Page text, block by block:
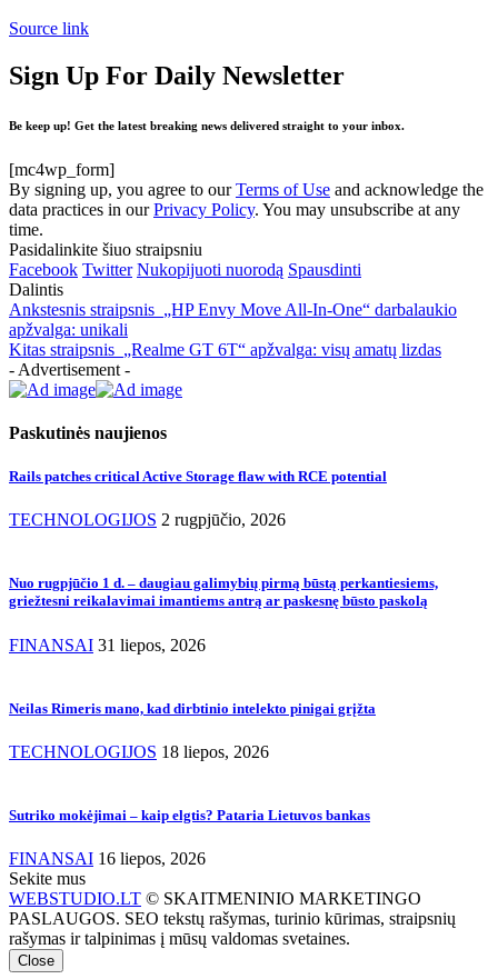
Source link
Sign Up For Daily Newsletter
Be keep up! Get the latest breaking news delivered straight to your inbox.
[mc4wp_form]
By signing up, you agree to ourTerms of Use and acknowledge the
data practices in ourPrivacy Policy. You may unsubscribe at any
time.
Pasidalinkite šiuo straipsniu
Facebook Twitter Nukopijuoti nuorodą Spausdinti
Dalintis
Ankstesnis straipsnis „HP Envy Move All-In-One“ darbalaukio
apžvalga: unikali
Kitas straipsnis „Realme GT 6T“ apžvalga: visų amatų lizdas
- Advertisement -
Paskutinės naujienos
Rails patches critical Active Storage flaw with RCE potential
TECHNOLOGIJOS 2 rugpjūčio, 2026
Nuo rugpjūčio 1 d. – daugiau galimybių pirmą būstą perkantiesiems,
griežtesni reikalavimai imantiems antrą ar paskesnę būsto paskolą
FINANSAI 31 liepos, 2026
Neilas Rimeris mano, kad dirbtinio intelekto pinigai grįžta
TECHNOLOGIJOS 18 liepos, 2026
Sutriko mokėjimai – kaip elgtis? Pataria Lietuvos bankas
FINANSAI 16 liepos, 2026
Sekite mus
WEBSTUDIO.LT © SKAITMENINIO MARKETINGO
PASLAUGOS. SEO tekstų rašymas, turinio kūrimas, straipsnių
rašymas ir talpinimas į mūsų valdomas svetaines.
Close